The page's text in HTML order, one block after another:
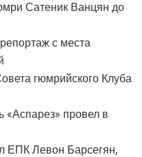
Сатеник Ванцян до
с места
гюмрийского Клуба
«Аспарез» провел в
ЕПК Левон Барсегян,